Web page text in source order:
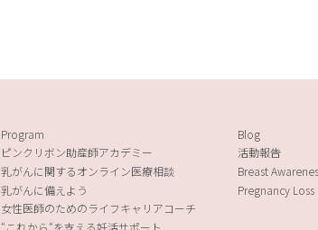
Program
ピンクリボン助産師アカデミー
乳がんに関するオンライン医療相談
乳がんに備えよう
女性医師のためのライフキャリアコーチ
“これから“を支える妊活サポート
Blog
活動報告
Breast
Pregnancy Loss